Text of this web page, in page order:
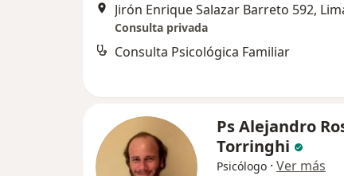
Jirón Enrique Salazar Barreto 592,
Consulta privada
Consulta Psicológica Familiar
Ps Alejandro
Torringhi
Psicólogo · Ver más